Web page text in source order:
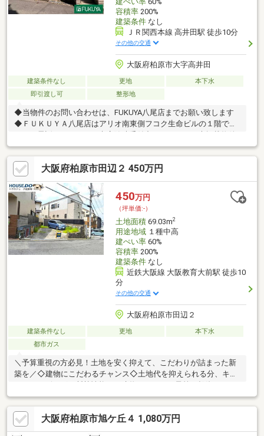
容積率200%
建築条件なし
ＪＲ関西本線 高井田駅 徒歩10分
その他の交通
大阪府柏原市大字高井田
建築条件なし 更地
本下水
即引渡し可
整形地
◆当物件のお問い合わせは、FUKUYA八尾店までお願い致します
◆ＦＵＫＵＹＡ八尾店はアリオ南東側フコク生命ビルの１階で
やこれから売り出し予定の情報も豊富にございますのでまずはご
希望条件をお聞かせください。お気軽にご来店お待ちしておりま
す。住宅ローン相談リフォーム相談可能です。他にもネット掲載
ができない非公開物件もございますので八尾市でお探しの方はま
ずはお問合せ下さい。
大阪府柏原市田辺２ 450万円
450万円
（坪単価:-）
土地面積69.03m2
用途地域１種中高
建ぺい率60%
容積率200%
建築条件なし
近鉄大阪線 大阪教育大前駅 徒歩10
分
その他の交通
大阪府柏原市田辺２
建築条件なし 更地
本下水
都市ガス
＼予算重視の方必見！土地を安く抑えて、こだわりが詰まった新
築を／◇建物にこだわるチャンス◇土地代を抑えられる分、キッ
す♪◇無駄のない約20坪◇コンパクトながらも縦の空間を活かし
た設計で、プライベート空間をしっかり確保した住まいが造れま
す！◇資産としての安心感◇マンションのような管理費・修繕積
立金の変動がなく、将来もお子様に残せる確かな資産となりま
大阪府柏原市旭ケ丘４ 1,080万円